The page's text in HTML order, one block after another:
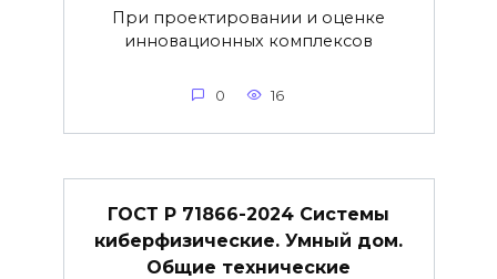
При проектировании и оценке
инновационных комплексов
0 16
ГОСТ Р 71866-2024 Системы
киберфизические. Умный дом.
Общие технические